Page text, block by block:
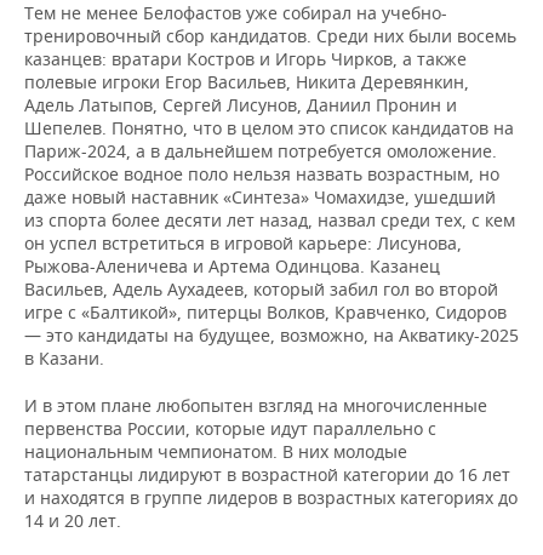
Тем не менее Белофастов уже собирал на учебно-
тренировочный сбор кандидатов. Среди них были восемь
казанцев: вратари Костров и Игорь Чирков, а также
полевые игроки Егор Васильев, Никита Деревянкин,
Адель Латыпов, Сергей Лисунов, Даниил Пронин и
Шепелев. Понятно, что в целом это список кандидатов на
Париж-2024, а в дальнейшем потребуется омоложение.
Российское водное поло нельзя назвать возрастным, но
даже новый наставник «Синтеза» Чомахидзе, ушедший
из спорта более десяти лет назад, назвал среди тех, с кем
он успел встретиться в игровой карьере: Лисунова,
Рыжова-Аленичева и Артема Одинцова. Казанец
Васильев, Адель Аухадеев, который забил гол во второй
игре с «Балтикой», питерцы Волков, Кравченко, Сидоров
— это кандидаты на будущее, возможно, на Акватику-2025
в Казани.
И в этом плане любопытен взгляд на многочисленные
первенства России, которые идут параллельно с
национальным чемпионатом. В них молодые
татарстанцы лидируют в возрастной категории до 16 лет
и находятся в группе лидеров в возрастных категориях до
14 и 20 лет.